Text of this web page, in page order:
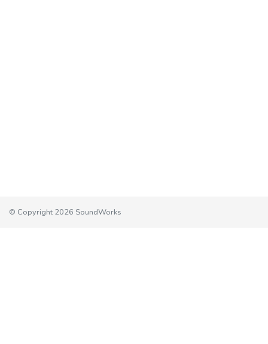
© Copyright 2026 SoundWorks